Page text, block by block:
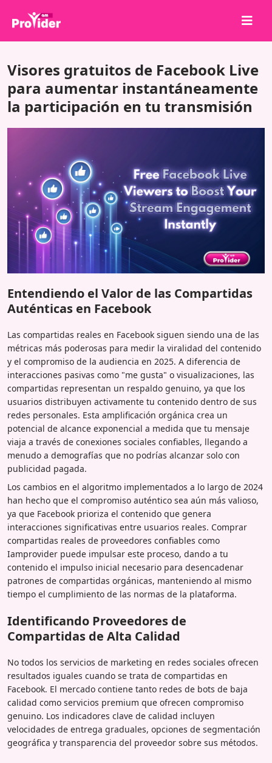
Sobre nosotros
Iniciar sesión
Registrarse
Términos
Blog
Visores gratuitos de Facebook Live
para aumentar instantáneamente
la participación en tu transmisión
Entendiendo el Valor de las Compartidas
Auténticas en Facebook
Las compartidas reales en Facebook siguen siendo una de las
métricas más poderosas para medir la viralidad del contenido
y el compromiso de la audiencia en 2025. A diferencia de
interacciones pasivas como "me gusta" o visualizaciones, las
compartidas representan un respaldo genuino, ya que los
usuarios distribuyen activamente tu contenido dentro de sus
redes personales. Esta amplificación orgánica crea un
potencial de alcance exponencial a medida que tu mensaje
viaja a través de conexiones sociales confiables, llegando a
menudo a demografías que no podrías alcanzar solo con
publicidad pagada.
Los cambios en el algoritmo implementados a lo largo de 2024
han hecho que el compromiso auténtico sea aún más valioso,
ya que Facebook prioriza el contenido que genera
interacciones significativas entre usuarios reales. Comprar
compartidas reales de proveedores confiables como
Iamprovider puede impulsar este proceso, dando a tu
contenido el impulso inicial necesario para desencadenar
patrones de compartidas orgánicas, manteniendo al mismo
tiempo el cumplimiento de las normas de la plataforma.
Identificando Proveedores de
Compartidas de Alta Calidad
No todos los servicios de marketing en redes sociales ofrecen
resultados iguales cuando se trata de compartidas en
Facebook. El mercado contiene tanto redes de bots de baja
calidad como servicios premium que ofrecen compromiso
genuino. Los indicadores clave de calidad incluyen
velocidades de entrega graduales, opciones de segmentación
geográfica y transparencia del proveedor sobre sus métodos.